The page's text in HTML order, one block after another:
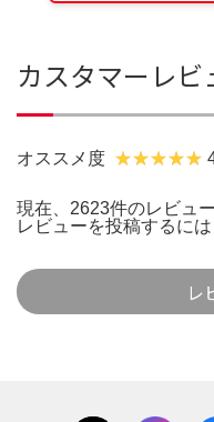
カスタマーレビ
オススメ度
現在、2623件のレビュ
レビューを投稿するには
レ